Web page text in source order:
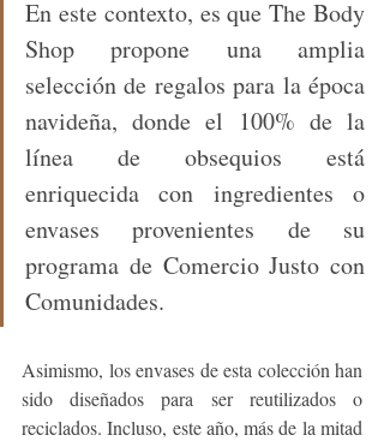
En este contexto, es que The Body
Shop propone una amplia
selección de regalos para la época
navideña, donde el 100% de la
línea de obsequios está
enriquecida con ingredientes o
envases provenientes de su
programa de Comercio Justo con
Comunidades.
Asimismo, los envases de esta colección han
sido diseñados para ser reutilizados o
reciclados. Incluso, este año, más de la mitad